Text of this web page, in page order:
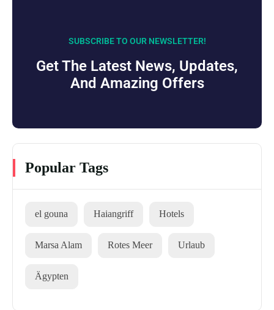
SUBSCRIBE TO OUR NEWSLETTER!
Get The Latest News, Updates,
And Amazing Offers
Popular Tags
el gouna Haiangriff Hotels
Marsa Alam Rotes Meer Urlaub
Ägypten